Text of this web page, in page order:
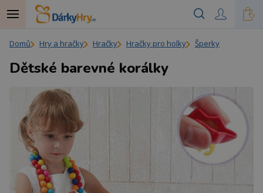
Domů Hry a hračky Hračky Hračky pro holky Šperky
Dětské barevné korálky